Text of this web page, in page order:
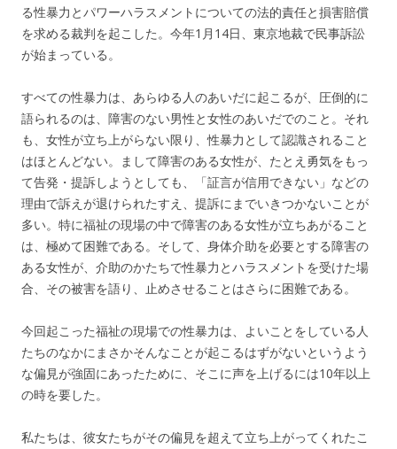
る性暴力とパワーハラスメントについての法的責任と損害賠償
を求める裁判を起こした。今年1月14日、東京地裁で民事訴訟
が始まっている。
すべての性暴力は、あらゆる人のあいだに起こるが、圧倒的に
語られるのは、障害のない男性と女性のあいだでのこと。それ
も、女性が立ち上がらない限り、性暴力として認識されること
はほとんどない。まして障害のある女性が、たとえ勇気をもっ
て告発・提訴しようとしても、「証言が信用できない」などの
理由で訴えが退けられたすえ、提訴にまでいきつかないことが
多い。特に福祉の現場の中で障害のある女性が立ちあがること
は、極めて困難である。そして、身体介助を必要とする障害の
ある女性が、介助のかたちで性暴力とハラスメントを受けた場
合、その被害を語り、止めさせることはさらに困難である。
今回起こった福祉の現場での性暴力は、よいことをしている人
たちのなかにまさかそんなことが起こるはずがないというよう
な偏見が強固にあったために、そこに声を上げるには10年以上
の時を要した。
私たちは、彼女たちがその偏見を超えて立ち上がってくれたこ